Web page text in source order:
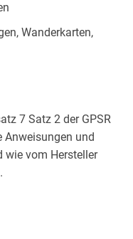
Wanderkarten,
Gegensätze:
und grüne
in Spanien in
des milden Klimas lädt
zu herrlichen
Ob Wanderungen
7 Satz 2 der GPSR
Anweisungen und
vom Hersteller